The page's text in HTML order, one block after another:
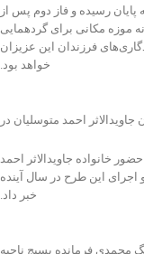
پایان رسیده و فاز دوم پس از
موزه مکانی برای گردهمایی
فرزندان این عزیزان
خواهد بود.
احمد متوسلیان در
خانواده جاویدالاثر احمد
اجرای این طرح در سال آینده
خبر داد.
محمدی فرمانده بسیج ناحیه